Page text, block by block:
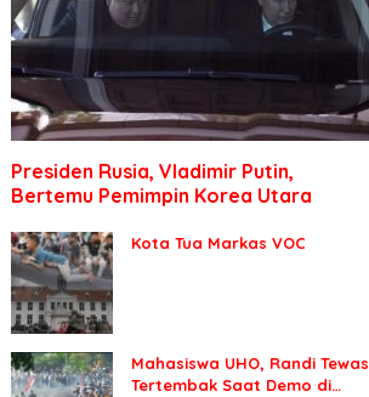
Presiden Rusia, Vladimir Putin,
Bertemu Pemimpin Korea Utara
Kota Tua Markas VOC
Mahasiswa UHO, Randi Tewas
Tertembak Saat Demo di